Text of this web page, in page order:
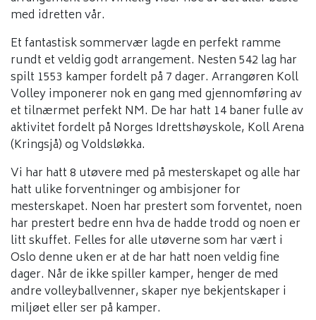
med idretten vår.
Et fantastisk sommervær lagde en perfekt ramme
rundt et veldig godt arrangement. Nesten 542 lag har
spilt 1553 kamper fordelt på 7 dager. Arrangøren Koll
Volley imponerer nok en gang med gjennomføring av
et tilnærmet perfekt NM. De har hatt 14 baner fulle av
aktivitet fordelt på Norges Idrettshøyskole, Koll Arena
(Kringsjå) og Voldsløkka.
Vi har hatt 8 utøvere med på mesterskapet og alle har
hatt ulike forventninger og ambisjoner for
mesterskapet. Noen har prestert som forventet, noen
har prestert bedre enn hva de hadde trodd og noen er
litt skuffet. Felles for alle utøverne som har vært i
Oslo denne uken er at de har hatt noen veldig fine
dager. Når de ikke spiller kamper, henger de med
andre volleyballvenner, skaper nye bekjentskaper i
miljøet eller ser på kamper.